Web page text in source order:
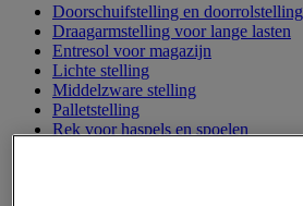
Doorschuifstelling en doorrolstelling
Draagarmstelling voor lange lasten
Entresol voor magazijn
Lichte stelling
Middelzware stelling
Palletstelling
Rek voor haspels en spoelen